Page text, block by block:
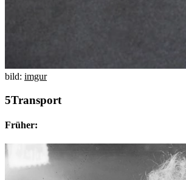
bild: imgur
Transport
Früher: